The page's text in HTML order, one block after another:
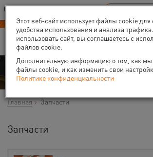
Ваш город:Калуга
В Вашем регионе нет наших офисов
Продажа
Главная Запчасти
Запчасти
Этот веб-сайт использует файлы cookie для
удобства использования и анализа
использовать сайт, вы соглашаетесь с
файлов cookie.
Дополнительную информацию о том, как мы
файлы cookie, и как изменить свои
Политике конфиденциальности